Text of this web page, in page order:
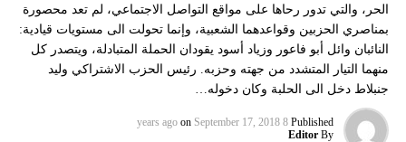
الحر، والتي تدور رحاها على مواقع التواصل الاجتماعي، لم تعد محصورة
بمناصري الحزبين وقواعدهما الشعبية، وإنما تحولت الى مستويات قيادية:
النائبان وائل أبو فاعور وزياد أسود يقودان الحملة المتبادلة، ويتصدر كل
منهما التيار المتشدد من جهته وحزبه. رئيس الحزب الاشتراكي وليد
جنبلاط دخل الى الحلبة وكان دخوله…
Published
8 years ago
on September 17, 2018
By
Editor